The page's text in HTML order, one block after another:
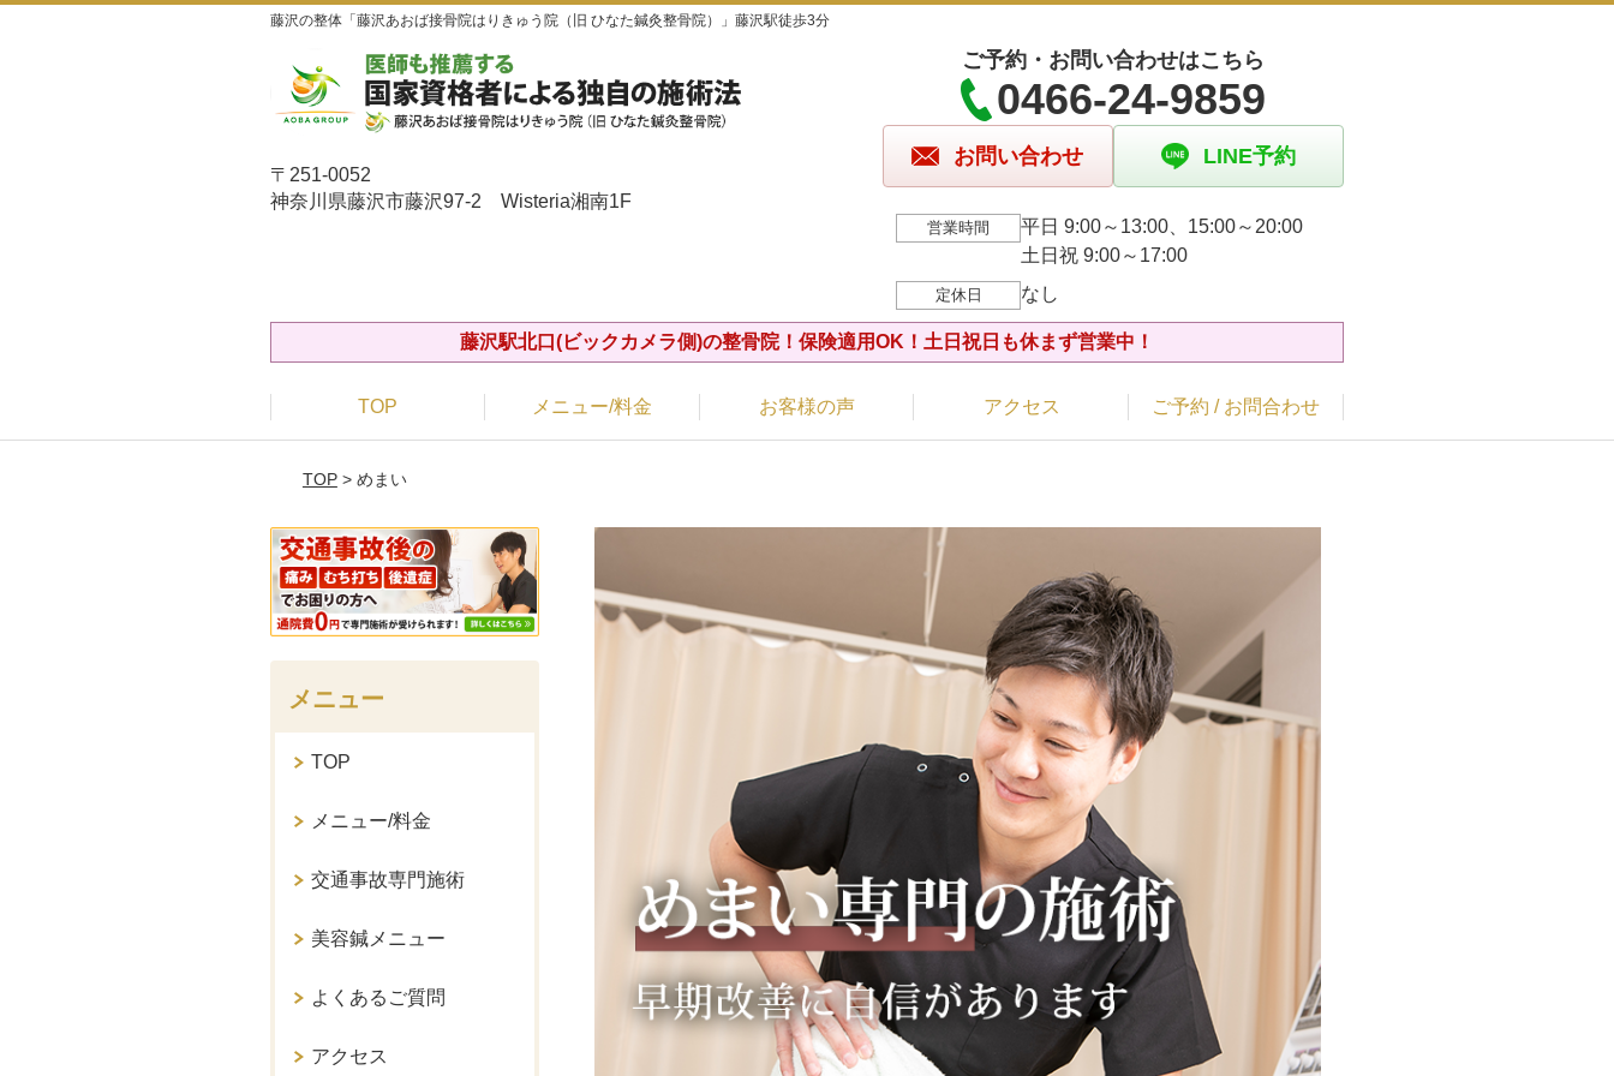
藤沢の整体「藤沢あおば接骨院はりきゅう院（旧 ひなた鍼灸整骨院）」藤沢駅徒歩3分
〒251-0052
神奈川県藤沢市藤沢97-2 Wisteria湘南1F
ご予約・お問い合わせはこちら
0466-24-9859
お問い合わせ LINE予約
営業時間
平日 9:00～13:00、15:00～20:00
土日祝 9:00～17:00
定休日 なし
藤沢駅北口(ビックカメラ側)の整骨院！保険適用OK！土日祝日も休まず営業中！
TOP メニュー/料金 お客様の声 アクセス ご予約 / お問合わせ
TOP> めまい
メニュー
TOP
メニュー/料金
交通事故専門施術
美容鍼メニュー
よくあるご質問
アクセス